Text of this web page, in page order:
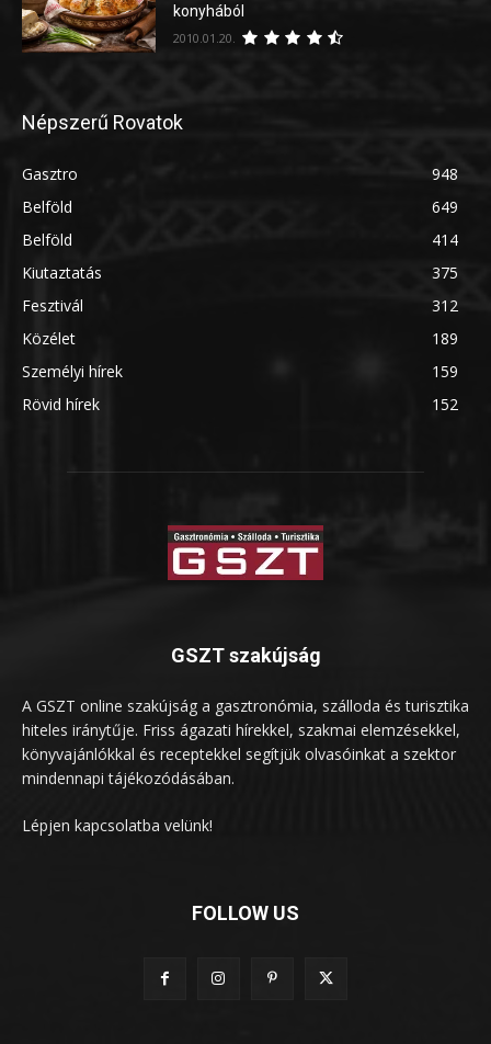
konyhából
2010.01.20.
Népszerű Rovatok
Gasztro
948
Belföld
649
Belföld
414
Kiutaztatás
375
Fesztivál
312
Közélet
189
Személyi hírek
159
Rövid hírek
152
GSZT szakújság
A GSZT online szakújság a gasztronómia, szálloda és turisztika
hiteles iránytűje. Friss ágazati hírekkel, szakmai elemzésekkel,
könyvajánlókkal és receptekkel segítjük olvasóinkat a szektor
mindennapi tájékozódásában.
Lépjen kapcsolatba velünk!
FOLLOW US